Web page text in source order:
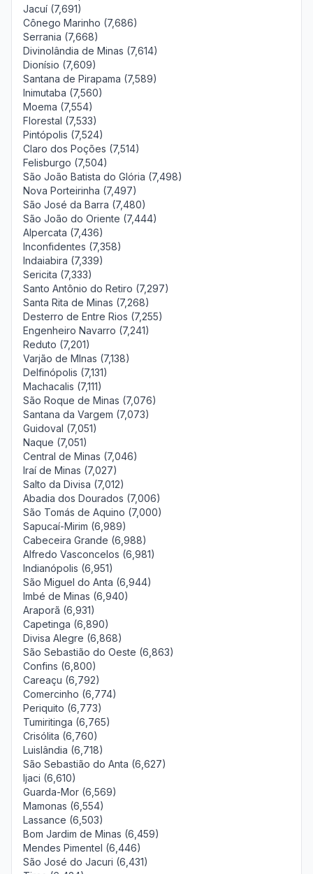
Jacuí (7,691)
Cônego Marinho (7,686)
Serrania (7,668)
Divinolândia de Minas (7,614)
Dionísio (7,609)
Santana de Pirapama (7,589)
Inimutaba (7,560)
Moema (7,554)
Florestal (7,533)
Pintópolis (7,524)
Claro dos Poções (7,514)
Felisburgo (7,504)
São João Batista do Glória (7,498)
Nova Porteirinha (7,497)
São José da Barra (7,480)
São João do Oriente (7,444)
Alpercata (7,436)
Inconfidentes (7,358)
Indaiabira (7,339)
Sericita (7,333)
Santo Antônio do Retiro (7,297)
Santa Rita de Minas (7,268)
Desterro de Entre Rios (7,255)
Engenheiro Navarro (7,241)
Reduto (7,201)
Varjão de MInas (7,138)
Delfinópolis (7,131)
Machacalis (7,111)
São Roque de Minas (7,076)
Santana da Vargem (7,073)
Guidoval (7,051)
Naque (7,051)
Central de Minas (7,046)
Iraí de Minas (7,027)
Salto da Divisa (7,012)
Abadia dos Dourados (7,006)
São Tomás de Aquino (7,000)
Sapucaí-Mirim (6,989)
Cabeceira Grande (6,988)
Alfredo Vasconcelos (6,981)
Indianópolis (6,951)
São Miguel do Anta (6,944)
Imbé de Minas (6,940)
Araporã (6,931)
Capetinga (6,890)
Divisa Alegre (6,868)
São Sebastião do Oeste (6,863)
Confins (6,800)
Careaçu (6,792)
Comercinho (6,774)
Periquito (6,773)
Tumiritinga (6,765)
Crisólita (6,760)
Luislândia (6,718)
São Sebastião do Anta (6,627)
Ijaci (6,610)
Guarda-Mor (6,569)
Mamonas (6,554)
Lassance (6,503)
Bom Jardim de Minas (6,459)
Mendes Pimentel (6,446)
São José do Jacuri (6,431)